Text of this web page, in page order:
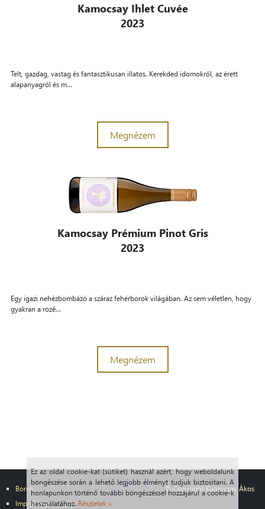
Ez az oldal cookie-kat (sütiket) használ azért, hogy weboldalunk
böngészése során a lehető legjobb élményt tudjuk biztosítani. A
honlapunkon történő további böngészéssel hozzájárul a cookie-k
használatához. Részletek »
Kamocsay Ihlet Cuvée
2023
Telt, gazdag, vastag és fantasztikusan illatos. Kerekded idomokról, az érett
alapanyagról és m...
Megnézem
Kamocsay Prémium Pinot Gris
2023
Egy igazi nehézbombázó a száraz fehérborok világában. Az sem véletlen, hogy
gyakran a rozé...
Megnézem
Borok
Impresszum
© Copyright Kamocsay Ákos